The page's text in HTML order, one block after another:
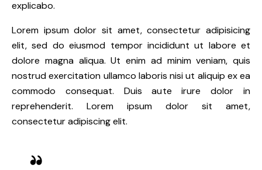
explicabo.
Lorem ipsum dolor sit amet, consectetur adipisicing
elit, sed do eiusmod tempor incididunt ut labore et
dolore magna aliqua. Ut enim ad minim veniam, quis
nostrud exercitation ullamco laboris nisi ut aliquip ex ea
commodo consequat. Duis aute irure dolor in
reprehenderit. Lorem ipsum dolor sit amet,
consectetur adipiscing elit.